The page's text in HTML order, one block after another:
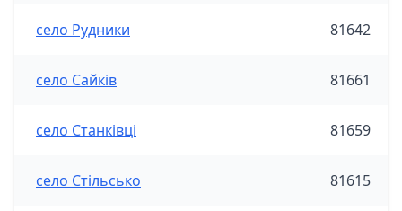
село Рудники 81642
село Сайків 81661
село Станківці 81659
село Стільсько 81615